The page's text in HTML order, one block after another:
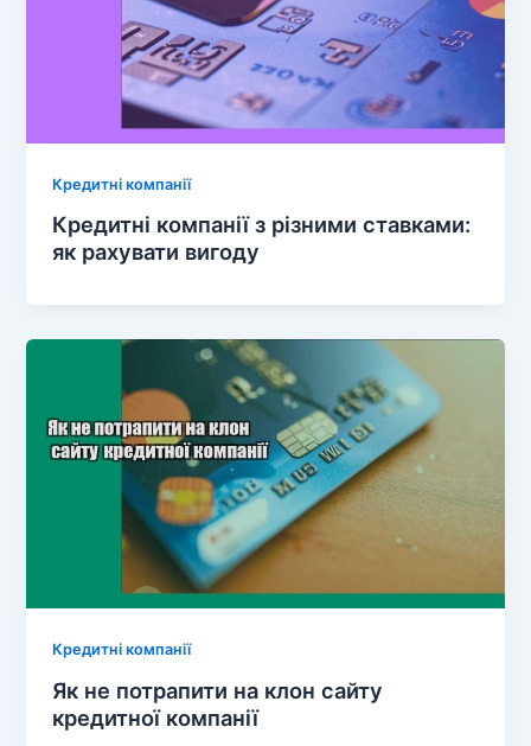
Кредитні компанії
Кредитні компанії з різними ставками:
як рахувати вигоду
Кредитні компанії
Як не потрапити на клон сайту
кредитної компанії